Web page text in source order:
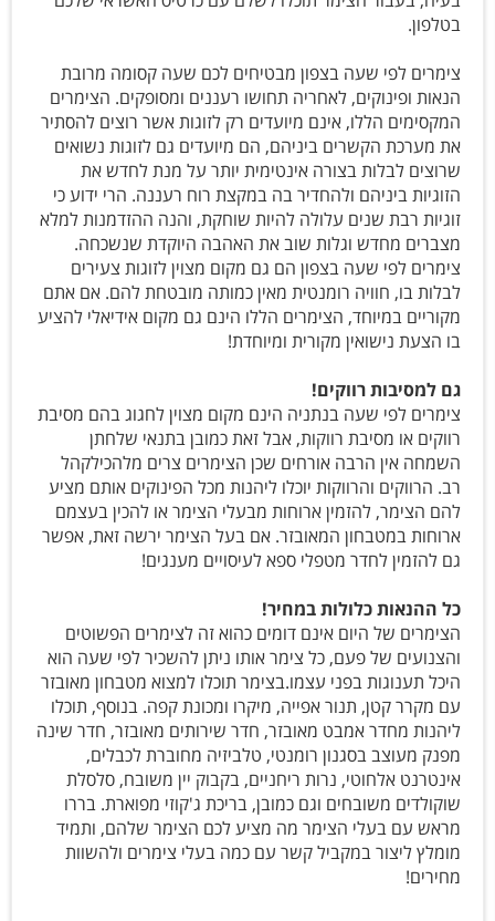
בטלפון.
צימרים לפי שעה בצפון מבטיחים לכם שעה קסומה מרובת
הנאות ופינוקים, לאחריה תחושו רעננים ומסופקים. הצימרים
המקסימים הללו, אינם מיועדים רק לזוגות אשר רוצים להסתיר
את מערכת הקשרים ביניהם, הם מיועדים גם לזוגות נשואים
שרוצים לבלות בצורה אינטימית יותר על מנת לחדש את
הזוגיות ביניהם ולהחדיר בה במקצת רוח רעננה. הרי ידוע כי
זוגיות רבת שנים עלולה להיות שוחקת, והנה ההזדמנות למלא
מצברים מחדש וגלות שוב את האהבה היוקדת שנשכחה.
צימרים לפי שעה בצפון הם גם מקום מצוין לזוגות צעירים
לבלות בו, חוויה רומנטית מאין כמותה מובטחת להם. אם אתם
מקוריים במיוחד, הצימרים הללו הינם גם מקום אידיאלי להציע
בו הצעת נישואין מקורית ומיוחדת!
גם למסיבות רווקים!
צימרים לפי שעה בנתניה הינם מקום מצוין לחגוג בהם מסיבת
רווקים או מסיבת רווקות, אבל זאת כמובן בתנאי שלחתן
השמחה אין הרבה אורחים שכן הצימרים צרים מלהכילקהל
רב. הרווקים והרווקות יוכלו ליהנות מכל הפינוקים אותם מציע
להם הצימר, להזמין ארוחות מבעלי הצימר או להכין בעצמם
ארוחות במטבחון המאובזר. אם בעל הצימר ירשה זאת, אפשר
גם להזמין לחדר מטפלי ספא לעיסויים מענגים!
כל ההנאות כלולות במחיר!
הצימרים של היום אינם דומים כהוא זה לצימרים הפשוטים
והצנועים של פעם, כל צימר אותו ניתן להשכיר לפי שעה הוא
היכל תענוגות בפני עצמו.בצימר תוכלו למצוא מטבחון מאובזר
עם מקרר קטן, תנור אפייה, מיקרו ומכונת קפה. בנוסף, תוכלו
ליהנות מחדר אמבט מאובזר, חדר שירותים מאובזר, חדר שינה
מפנק מעוצב בסגנון רומנטי, טלביזיה מחוברת לכבלים,
אינטרנט אלחוטי, נרות ריחניים, בקבוק יין משובח, סלסלת
שוקולדים משובחים וגם כמובן, בריכת ג'קוזי מפוארת. בררו
מראש עם בעלי הצימר מה מציע לכם הצימר שלהם, ותמיד
מומלץ ליצור במקביל קשר עם כמה בעלי צימרים ולהשוות
מחירים!